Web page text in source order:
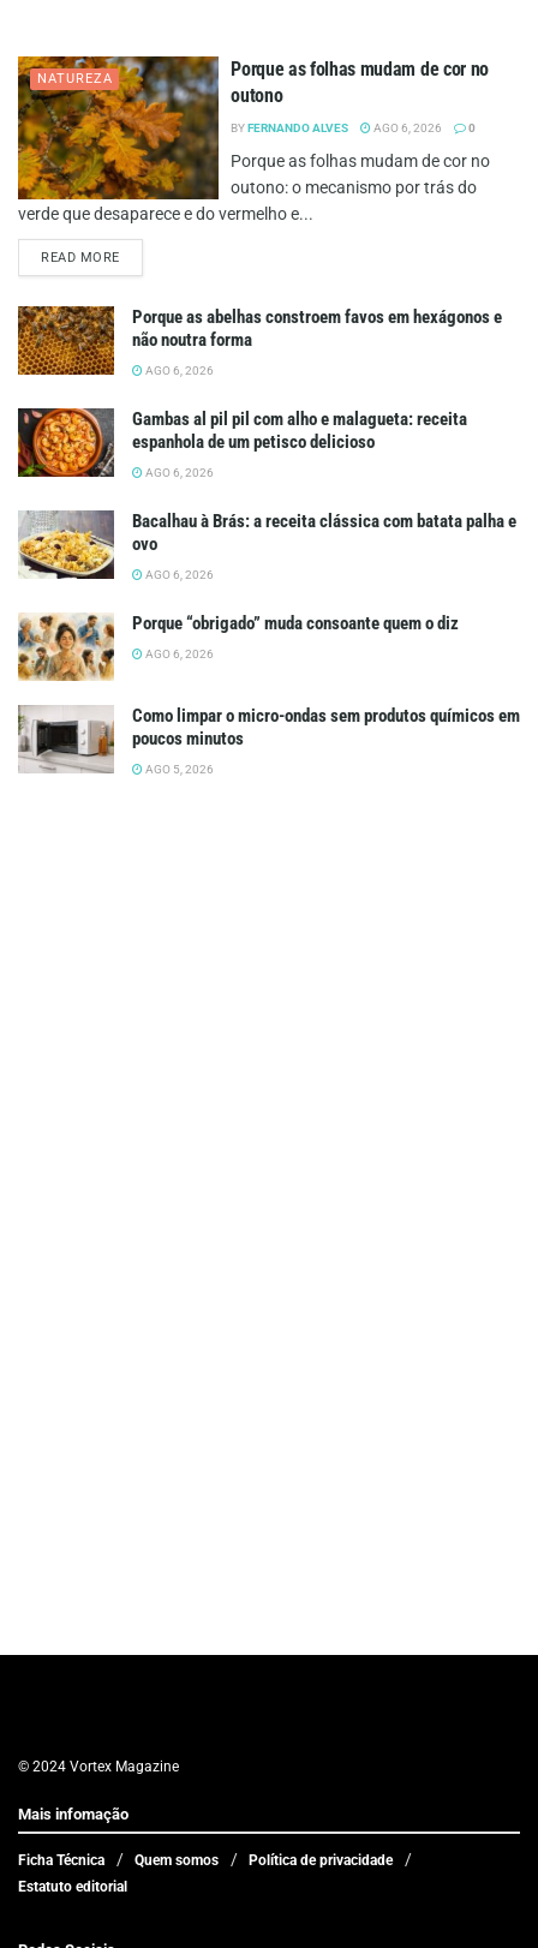
NATUREZA
Porque as folhas mudam de cor no
outono
BYFERNANDO ALVES AGO 6, 2026 0
Porque as folhas mudam de cor no
outono: o mecanismo por trás do
verde que desaparece e do vermelho e...
READ MOREDETAILS
Porque as abelhas constroem favos em hexágonos e
não noutra forma
AGO 6, 2026
Gambas al pil pil com alho e malagueta: receita
espanhola de um petisco delicioso
AGO 6, 2026
Bacalhau à Brás: a receita clássica com batata palha e
ovo
AGO 6, 2026
Porque “obrigado” muda consoante quem o diz
AGO 6, 2026
Como limpar o micro-ondas sem produtos químicos em
poucos minutos
AGO 5, 2026
© 2024 Vortex Magazine
Mais infomação
Ficha Técnica Quem somos
Política de privacidade
Estatuto editorial